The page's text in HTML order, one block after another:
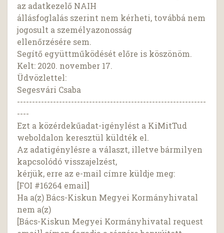
az adatkezelő NAIH
állásfoglalás szerint nem kérheti, továbbá nem
jogosult a személyazonosság
ellenőrzésére sem.
Segítő együttműködését előre is köszönöm.
Kelt: 2020. november 17.
Üdvözlettel:
Segesvári Csaba
---------------------------------------------------------------
----
Ezt a közérdekűadat-igénylést a KiMitTud
weboldalon keresztül küldték el.
Az adatigénylésre a választ, illetve bármilyen
kapcsolódó visszajelzést,
kérjük, erre az e-mail címre küldje meg:
[FOI #16264 email]
Ha a(z) Bács-Kiskun Megyei Kormányhivatal
nem a(z)
[Bács-Kiskun Megyei Kormányhivatal request